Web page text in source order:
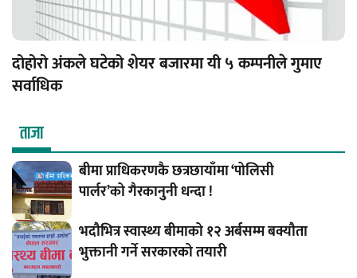
दोहोरो अंकले घटेको शेयर बजारमा यी ५ कम्पनीले गुमाए
सर्वाधिक
ताजा
बीमा प्राधिकरणकै छत्रछायाँमा ‘पोलिसी
पार्लर’को गैरकानुनी धन्दा !
भदौभित्र स्वास्थ्य बीमाको १२ अर्बसम्म बक्यौता
भुक्तानी गर्ने सरकारको तयारी